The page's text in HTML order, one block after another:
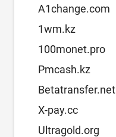
A1change.com
1wm.kz
100monet.pro
Pmcash.kz
Betatransfer.net
X-pay.cc
Ultragold.org